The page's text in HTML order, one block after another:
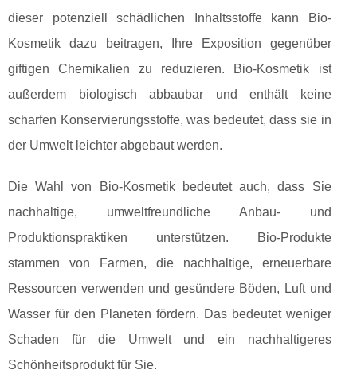
dieser potenziell schädlichen Inhaltsstoffe kann Bio-
Kosmetik dazu beitragen, Ihre Exposition gegenüber
giftigen Chemikalien zu reduzieren. Bio-Kosmetik ist
außerdem biologisch abbaubar und enthält keine
scharfen Konservierungsstoffe, was bedeutet, dass sie in
der Umwelt leichter abgebaut werden.
Die Wahl von Bio-Kosmetik bedeutet auch, dass Sie
nachhaltige, umweltfreundliche Anbau- und
Produktionspraktiken unterstützen. Bio-Produkte
stammen von Farmen, die nachhaltige, erneuerbare
Ressourcen verwenden und gesündere Böden, Luft und
Wasser für den Planeten fördern. Das bedeutet weniger
Schaden für die Umwelt und ein nachhaltigeres
Schönheitsprodukt für Sie.